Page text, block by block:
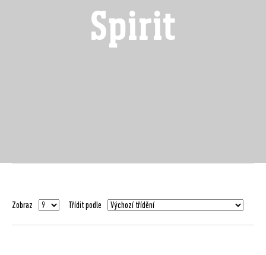
Spirit
Zobraz Třídit podle